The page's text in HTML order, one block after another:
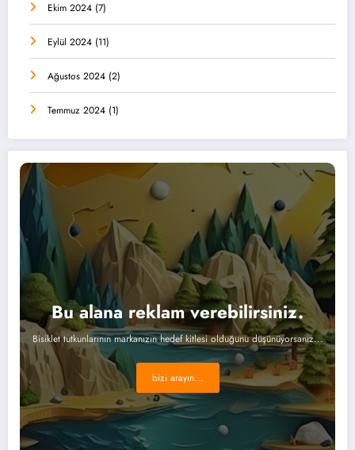
Ekim 2024 (7)
Eylül 2024 (11)
Ağustos 2024 (2)
Temmuz 2024 (1)
Bu alana reklam verebilirsiniz.
Bisiklet tutkunlarının markanızın hedef kitlesi olduğunu düşünüyorsanız...
bizi arayın...